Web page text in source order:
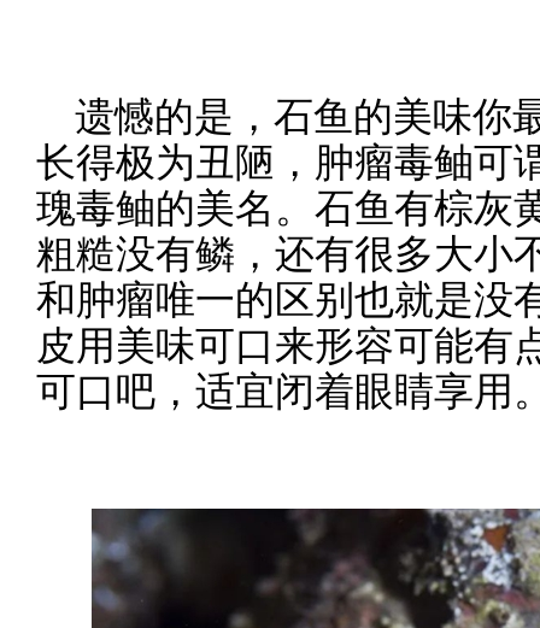
遗憾的是，石鱼的美味你
长得极为丑陋，肿瘤毒鲉可
瑰毒鲉的美名。石鱼有棕灰
粗糙没有鳞，还有很多大小
和肿瘤唯一的区别也就是没
皮用美味可口来形容可能有
可口吧，适宜闭着眼睛享用